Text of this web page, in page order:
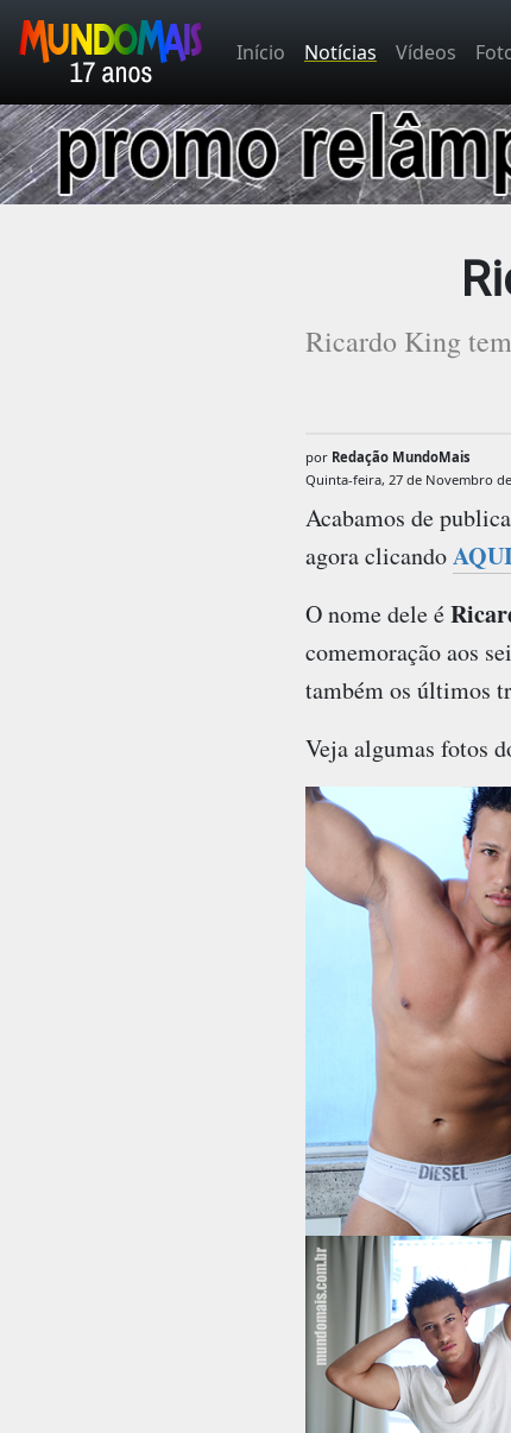
Início Notícias Vídeos
Ricardo King
por Redação MundoMais
Quinta-feira, 27 de Novembro
Acabamos de
agora clicando
O nome dele é
comemoração aos
também os últimos
Veja algumas fotos